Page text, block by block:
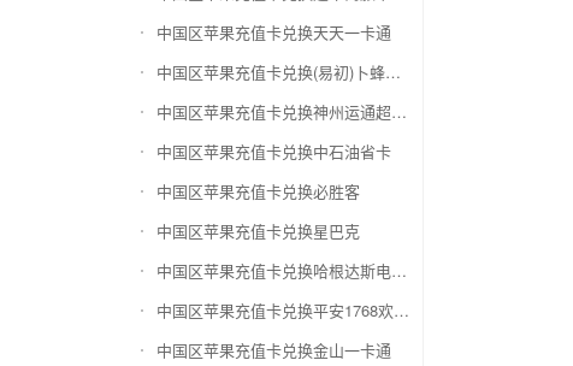
中国区苹果充值卡兑换天天一卡通
中国区苹果充值卡兑换(易初)卜蜂莲花礼品卡
中国区苹果充值卡兑换神州运通超级卡(运通网购卡)
中国区苹果充值卡兑换中石油省卡
中国区苹果充值卡兑换必胜客
中国区苹果充值卡兑换星巴克
中国区苹果充值卡兑换哈根达斯电子券
中国区苹果充值卡兑换平安1768欢乐豆
中国区苹果充值卡兑换金山一卡通